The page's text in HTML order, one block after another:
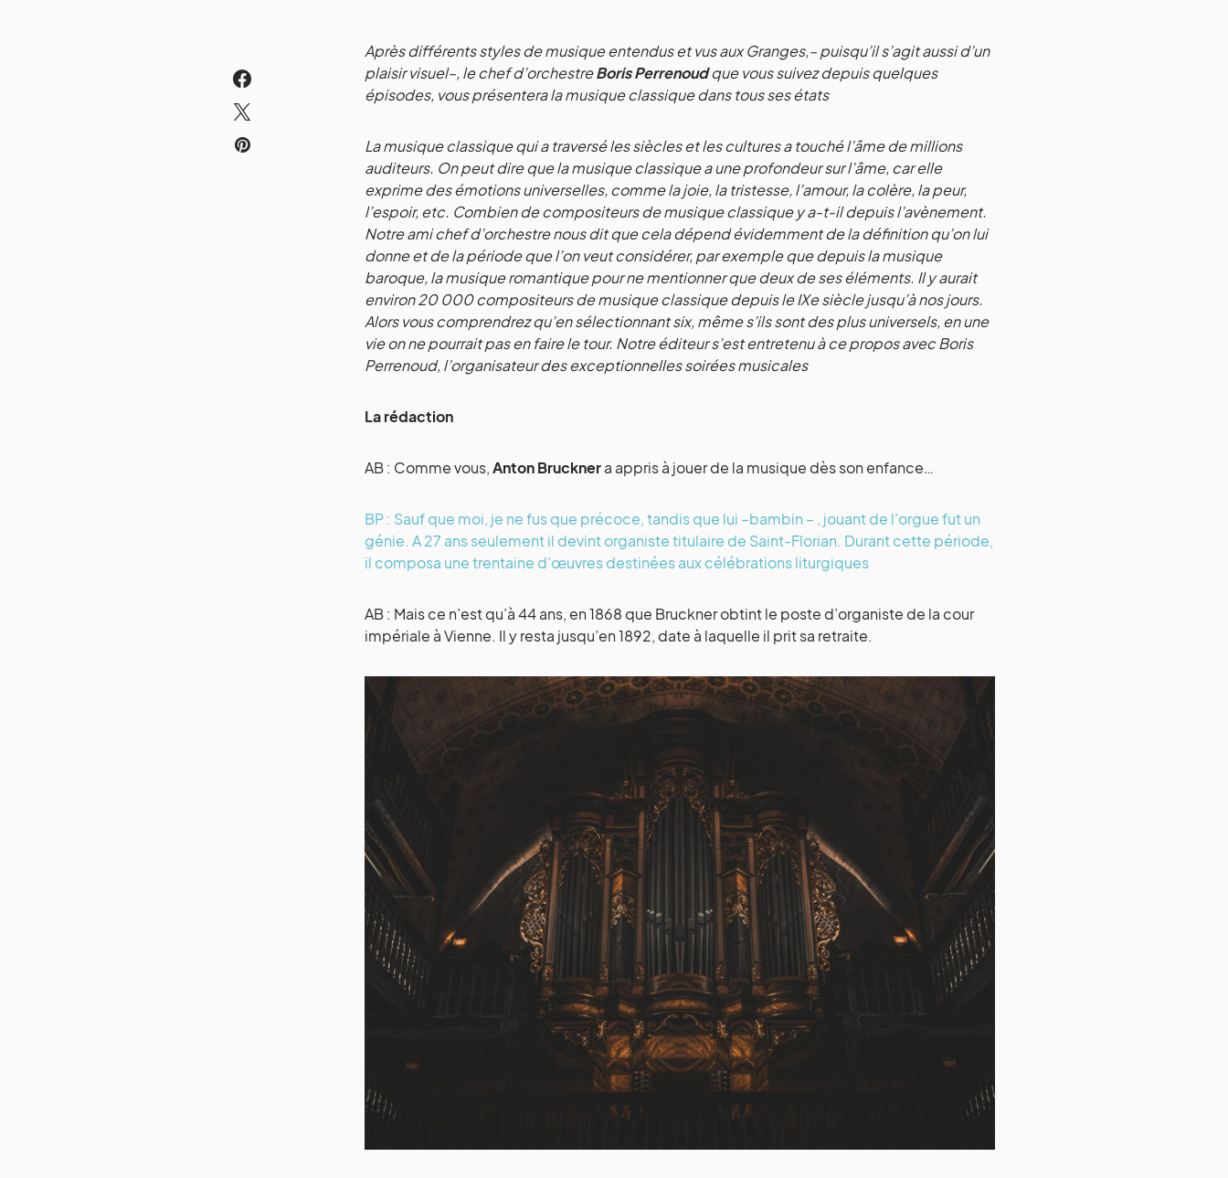
Après différents styles de musique entendus et vus aux Granges,– puisqu’il s’agit aussi d’un
plaisir visuel–, le chef d’orchestreBoris Perrenoudque vous suivez depuis quelques
épisodes, vous présentera la musique classique dans tous ses états
La musique classique qui a traversé les siècles et les cultures a touché l’âme de millions
auditeurs. On peut dire que la musique classique a une profondeur sur l’âme, car elle
exprime des émotions universelles, comme la joie, la tristesse, l’amour, la colère, la peur,
l’espoir, etc. Combien de compositeurs de musique classique y a-t-il depuis l’avènement.
Notre ami chef d’orchestre nous dit que cela dépend évidemment de la définition qu’on lui
donne et de la période que l’on veut considérer, par exemple que depuis la musique
baroque, la musique romantique pour ne mentionner que deux de ses éléments. Il y aurait
environ 20 000 compositeurs de musique classique depuis le IXe siècle jusqu’à nos jours.
Alors vous comprendrez qu’en sélectionnant six, même s’ils sont des plus universels, en une
vie on ne pourrait pas en faire le tour. Notre éditeur s’est entretenu à ce propos avec Boris
Perrenoud, l’organisateur des exceptionnelles soirées musicales
La rédaction
AB : Comme vous,Anton Brucknera appris à jouer de la musique dès son enfance…
BP : Sauf que moi, je ne fus que précoce, tandis que lui –bambin – , jouant de l’orgue fut un
génie. A 27 ans seulement il devint organiste titulaire de Saint-Florian. Durant cette période,
il composa une trentaine d’œuvres destinées aux célébrations liturgiques
AB : Mais ce n’est qu’à 44 ans, en 1868 que Bruckner obtint le poste d’organiste de la cour
impériale à Vienne. Il y resta jusqu’en 1892, date à laquelle il prit sa retraite.